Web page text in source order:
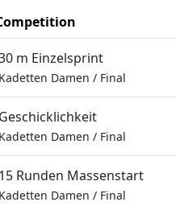
m Einzelsprint
Kadetten Damen / Final
Geschicklichkeit
Kadetten Damen / Final
15 Runden Massenstart
Kadetten Damen / Final